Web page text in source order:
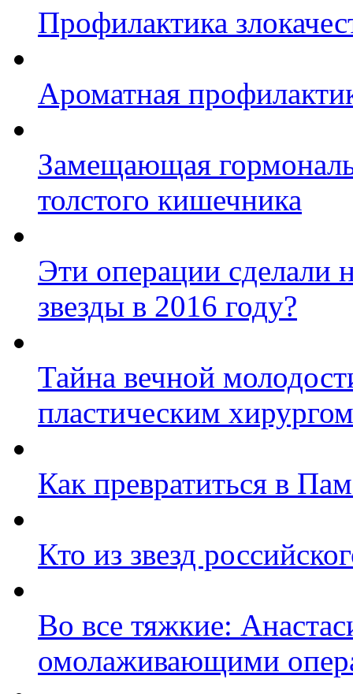
Профилактика
Ароматная
Замещающая
толстого кишечника
Эти операции сделали
звезды в 2016 году?
Тайна вечной
пластическим хирургом
Как превратиться в
Кто из звезд
Во все тяжкие:
омолаживающими